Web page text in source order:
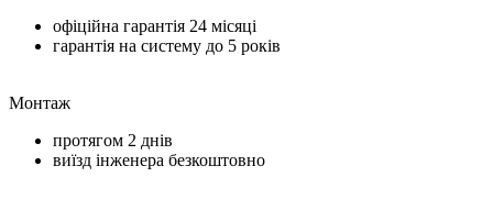
офіційна гарантія 24 місяці
гарантія на систему до 5 років
Монтаж
протягом 2 днів
виїзд інженера безкоштовно